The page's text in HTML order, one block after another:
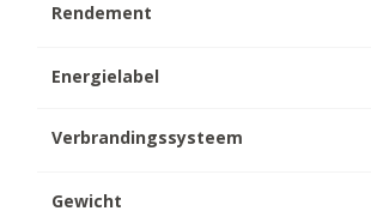
Rendement
Energielabel
Verbrandingssysteem
Gewicht